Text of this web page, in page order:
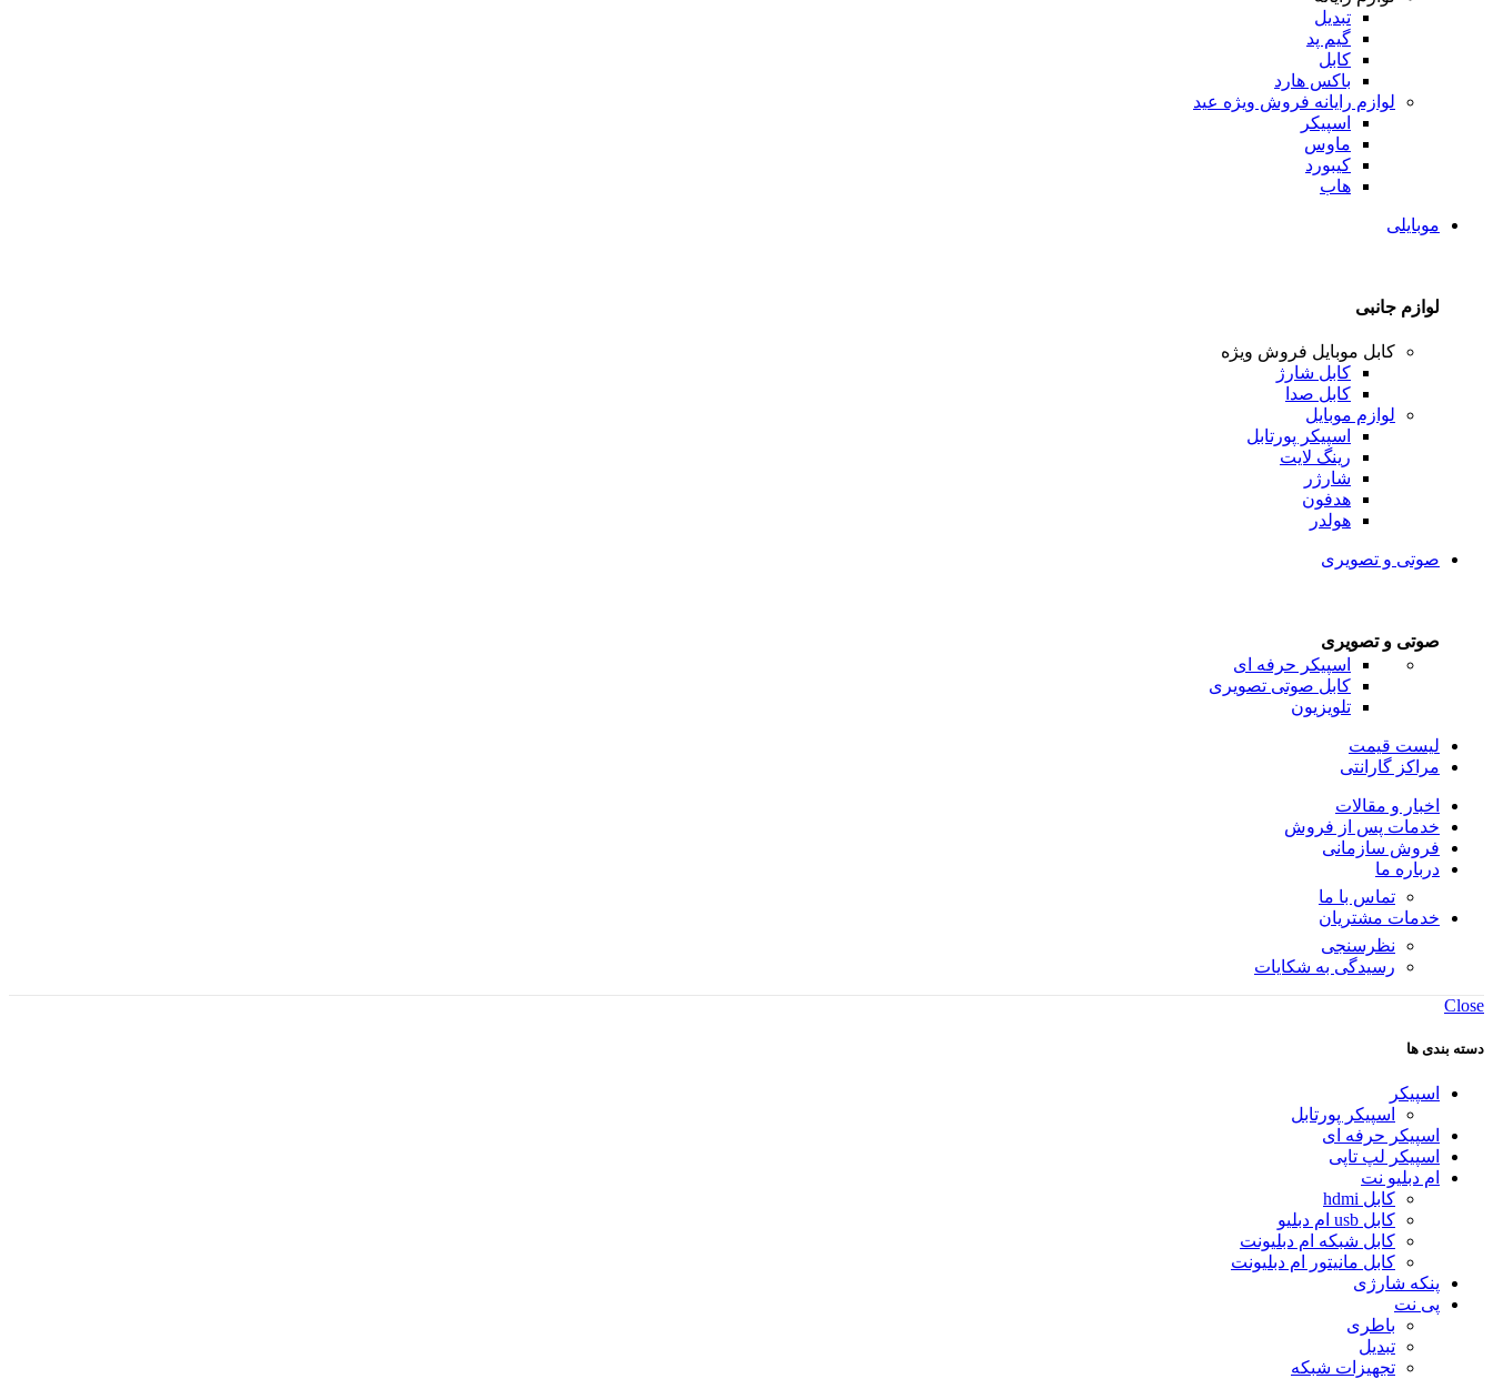
تبدیل
گیم پد
کابل
باکس هارد
لوازم رایانه فروش ویژه عید
اسپیکر
ماوس
کیبورد
هاب
موبایلی
لوازم جانبی
کابل موبایل فروش ویژه
کابل شارژ
کابل صدا
لوازم موبایل
اسپیکر پورتابل
رینگ لایت
شارژر
هدفون
هولدر
صوتی و تصویری
صوتی و تصویری
اسپیکر حرفه ای
کابل صوتی تصویری
تلویزیون
لیست قیمت
مراکز گارانتی
اخبار و مقالات
خدمات پس از فروش
فروش سازمانی
درباره ما
تماس با ما
خدمات مشتریان
نظرسنجی
رسیدگی به شکایات
Close
دسته بندی ها
اسپیکر
اسپیکر پورتابل
اسپیکر حرفه ای
اسپیکر لپ تاپی
ام دبلیو نت
کابل hdmi
کابل usb ام دبلیو
کابل شبکه ام دبلیونت
کابل مانیتور ام دبلیونت
پنکه شارژی
پی نت
باطری
تبدیل
تجهیزات شبکه